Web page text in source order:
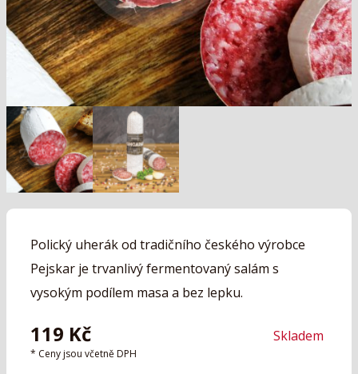
Polický uherák od tradičního českého výrobce
Pejskar je trvanlivý fermentovaný salám s
vysokým podílem masa a bez lepku.
119 Kč
* Ceny jsou včetně DPH
Skladem